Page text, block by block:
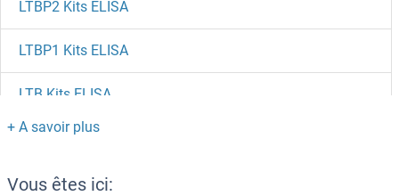
LTBP2 Kits ELISA
LTBP1 Kits ELISA
LTB Kits ELISA
LTA4H Kits ELISA
LTA Kits ELISA
Vous êtes ici: